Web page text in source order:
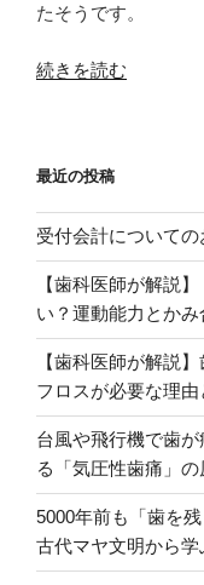
たそうです。
“パ
歯
全
部
生
ろ
う
と
一
体
本？”
続きを読む
最近の投稿
受付会計について
【歯科医師が解説
い？運動能力とか
【歯科医師が解説
フロスが必要な理
台風や飛行機で歯
る「気圧性歯痛」
5000年前も「歯を
古代マヤ文明から学